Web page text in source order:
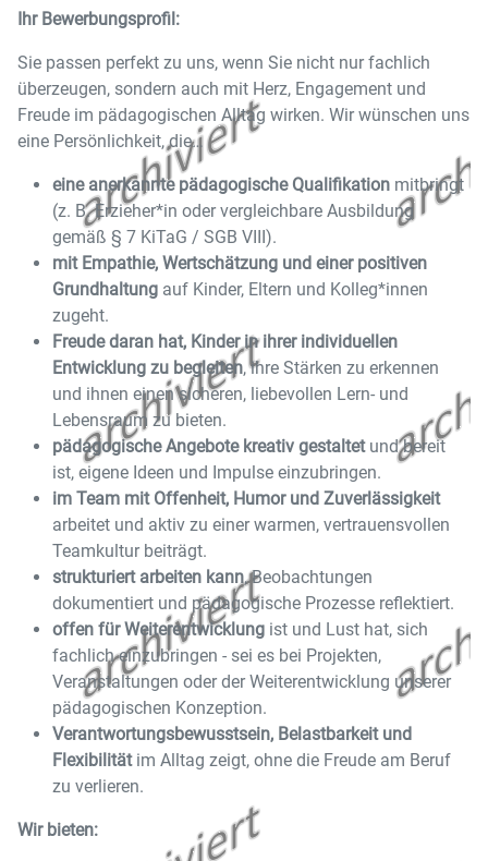
Ihr Bewerbungsprofil:
Sie passen perfekt zu uns, wenn Sie nicht nur fachlich
überzeugen, sondern auch mit Herz, Engagement und
Freude im pädagogischen Alltag wirken. Wir wünschen uns
eine Persönlichkeit, die…
eine anerkannte pädagogische Qualifikation mitbringt
(z. B. Erzieher*in oder vergleichbare Ausbildung
gemäß § 7 KiTaG / SGB VIII).
mit Empathie, Wertschätzung und einer positiven
Grundhaltung auf Kinder, Eltern und Kolleg*innen
zugeht.
Freude daran hat, Kinder in ihrer individuellen
Entwicklung zu begleiten, ihre Stärken zu erkennen
und ihnen einen sicheren, liebevollen Lern- und
Lebensraum zu bieten.
pädagogische Angebote kreativ gestaltetund bereit
ist, eigene Ideen und Impulse einzubringen.
im Team mit Offenheit, Humor und Zuverlässigkeit
arbeitet und aktiv zu einer warmen, vertrauensvollen
Teamkultur beiträgt.
strukturiert arbeiten kann, Beobachtungen
dokumentiert und pädagogische Prozesse reflektiert.
offen für Weiterentwicklung ist und Lust hat, sich
fachlich einzubringen - sei es bei Projekten,
Veranstaltungen oder der Weiterentwicklung unserer
pädagogischen Konzeption.
Verantwortungsbewusstsein, Belastbarkeit und
Flexibilitätim Alltag zeigt, ohne die Freude am Beruf
zu verlieren.
Wir bieten: